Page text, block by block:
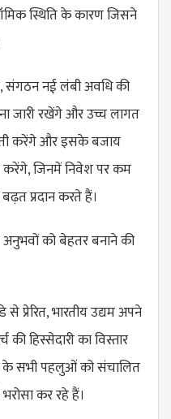
स्थिति के कारण जिसने
संगठन नई लंबी अवधि की
जारी रखेंगे और उच्च लागत
करेंगे और इसके बजाय
करेंगे, जिनमें निवेश पर कम
प्रदान करते हैं।
को बेहतर बनाने की
प्रेरित, भारतीय उद्यम अपने
हिस्सेदारी का विस्तार
के सभी पहलुओं को संचालित
कर रहे हैं।